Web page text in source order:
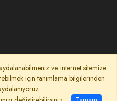
ve internet sitemize
için tanımlama bilgilerinden